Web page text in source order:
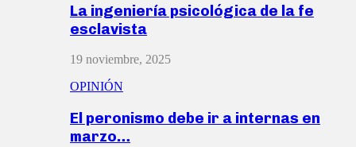
La ingeniería psicológica de la fe
esclavista
19 noviembre, 2025
OPINIÓN
El peronismo debe ir a internas en
marzo…